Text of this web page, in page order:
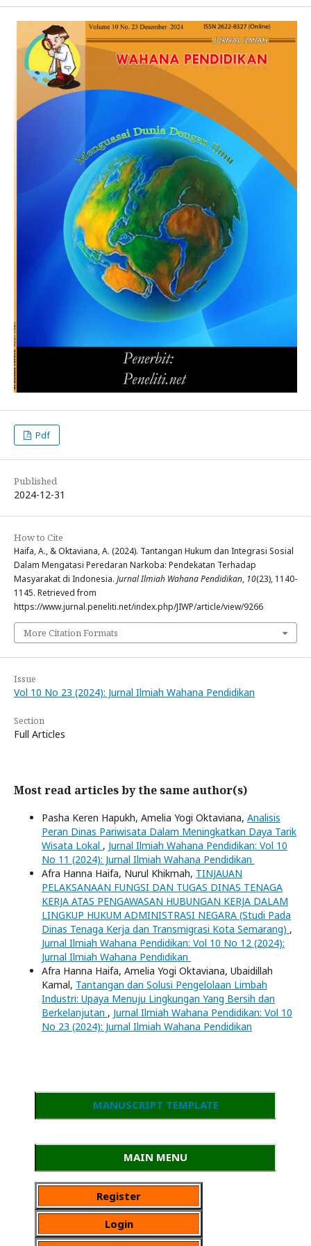
Pdf
Published
2024-12-31
How to Cite
Haifa, A., & Oktaviana, A. (2024). Tantangan Hukum dan Integrasi Sosial
Dalam Mengatasi Peredaran Narkoba: Pendekatan Terhadap
Masyarakat di Indonesia. Jurnal Ilmiah Wahana Pendidikan, 10(23), 1140-
1145. Retrieved from
https://www.jurnal.peneliti.net/index.php/JIWP/article/view/9266
More Citation Formats
Issue
Vol 10 No 23 (2024): Jurnal Ilmiah Wahana Pendidikan
Section
Full Articles
Most read articles by the same author(s)
Pasha Keren Hapukh, Amelia Yogi Oktaviana, Analisis
Peran Dinas Pariwisata Dalam Meningkatkan Daya Tarik
Wisata Lokal , Jurnal Ilmiah Wahana Pendidikan: Vol 10
No 11 (2024): Jurnal Ilmiah Wahana Pendidikan
Afra Hanna Haifa, Nurul Khikmah, TINJAUAN
PELAKSANAAN FUNGSI DAN TUGAS DINAS TENAGA
KERJA ATAS PENGAWASAN HUBUNGAN KERJA DALAM
LINGKUP HUKUM ADMINISTRASI NEGARA (Studi Pada
Dinas Tenaga Kerja dan Transmigrasi Kota Semarang) ,
Jurnal Ilmiah Wahana Pendidikan: Vol 10 No 12 (2024):
Jurnal Ilmiah Wahana Pendidikan
Afra Hanna Haifa, Amelia Yogi Oktaviana, Ubaidillah
Kamal, Tantangan dan Solusi Pengelolaan Limbah
Industri: Upaya Menuju Lingkungan Yang Bersih dan
Berkelanjutan , Jurnal Ilmiah Wahana Pendidikan: Vol 10
No 23 (2024): Jurnal Ilmiah Wahana Pendidikan
MANUSCRIPT TEMPLATE
MAIN MENU
Register
Login